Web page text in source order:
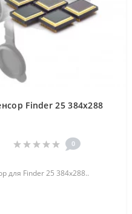
Finder 25 384x288
0
для Finder 25 384x288..